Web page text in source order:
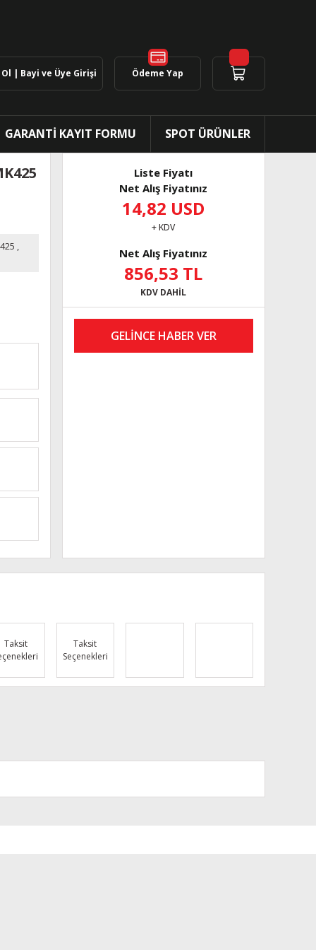
Ol | Bayi ve Üye Girişi Ödeme Yap
GARANTİ KAYIT FORMU SPOT ÜRÜNLER
,
Liste Fiyatı
Net Alış Fiyatınız
14,82 USD
+ KDV
Net Alış Fiyatınız
856,53 TL
KDV DAHİL
GELİNCE HABER VER
Taksit
Taksit
Seçenekleri